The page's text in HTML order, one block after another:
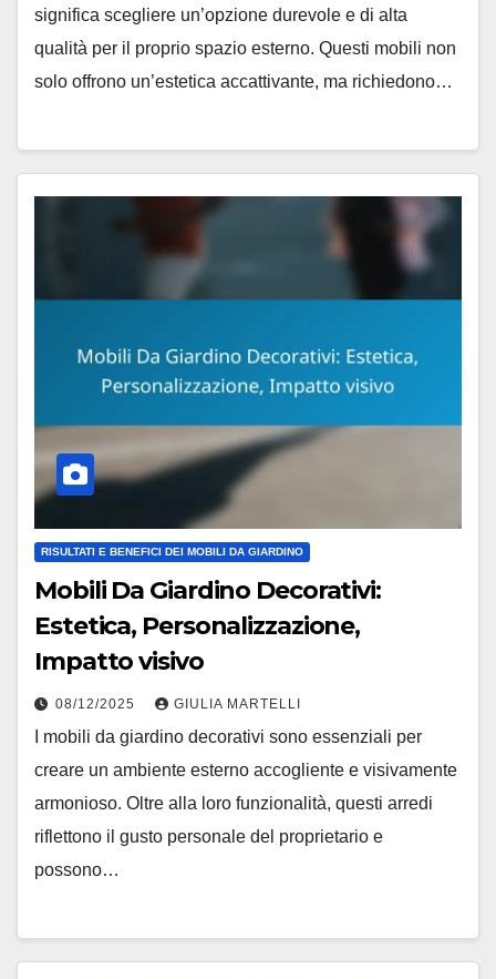
significa scegliere un’opzione durevole e di alta
qualità per il proprio spazio esterno. Questi mobili non
solo offrono un’estetica accattivante, ma richiedono…
RISULTATI E BENEFICI DEI MOBILI DA GIARDINO
Mobili Da Giardino Decorativi:
Estetica, Personalizzazione,
Impatto visivo
08/12/2025 GIULIA MARTELLI
I mobili da giardino decorativi sono essenziali per
creare un ambiente esterno accogliente e visivamente
armonioso. Oltre alla loro funzionalità, questi arredi
riflettono il gusto personale del proprietario e
possono…